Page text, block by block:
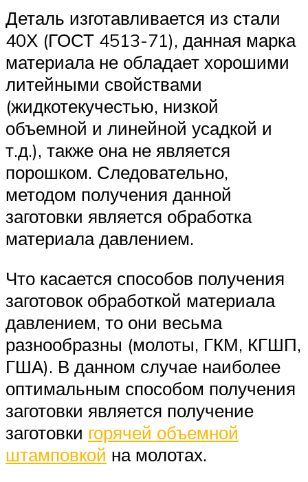
Деталь изготавливается из стали
40Х (ГОСТ 4513-71), данная марка
материала не обладает хорошими
литейными свойствами
(жидкотекучестью, низкой
объемной и линейной усадкой и
т.д.), также она не является
порошком. Следовательно,
методом получения данной
заготовки является обработка
материала давлением.
Что касается способов получения
заготовок обработкой материала
давлением, то они весьма
разнообразны (молоты, ГКМ, КГШП,
ГША). В данном случае наиболее
оптимальным способом получения
заготовки является получение
заготовки горячей объемной
штамповкой на молотах.